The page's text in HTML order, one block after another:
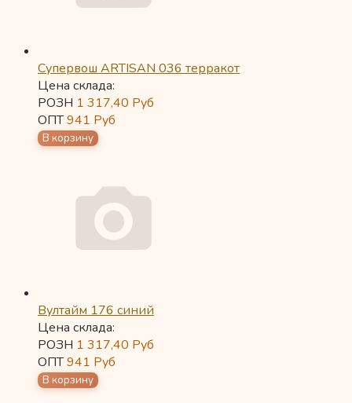
Супервош ARTISAN 036 терракот
Цена склада:
РОЗН 1 317,40 Руб
ОПТ941 Руб
Вултайм 176 синий
Цена склада:
РОЗН 1 317,40 Руб
ОПТ941 Руб